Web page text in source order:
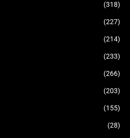
(318)
(227)
(214)
(233)
(266)
(203)
(155)
(28)